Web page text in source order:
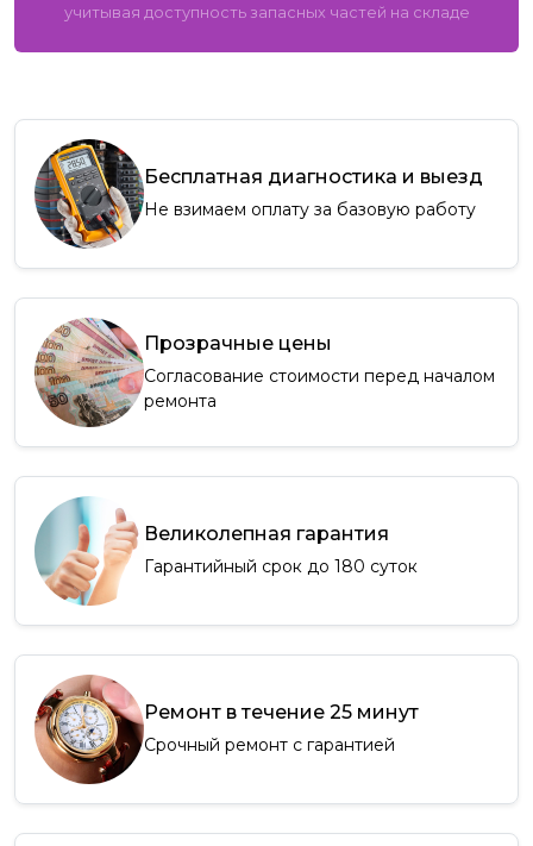
учитывая доступность запасных частей на складе
Бесплатная диагностика и выезд
Не взимаем оплату за базовую работу
Прозрачные цены
Согласование стоимости перед началом
ремонта
Великолепная гарантия
Гарантийный срок до 180 суток
Ремонт в течение 25 минут
Срочный ремонт с гарантией